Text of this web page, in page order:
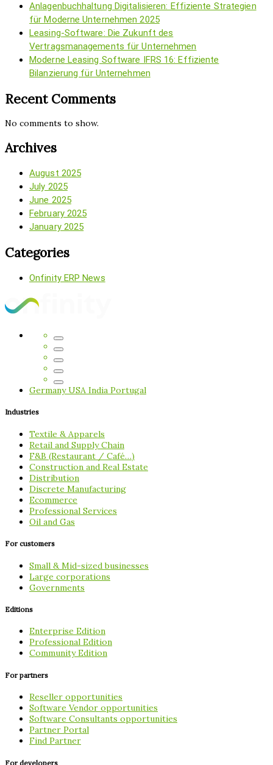
Anlagenbuchhaltung Digitalisieren: Effiziente Strategien
für Moderne Unternehmen 2025
Leasing-Software: Die Zukunft des
Vertragsmanagements für Unternehmen
Moderne Leasing Software IFRS 16: Effiziente
Bilanzierung für Unternehmen
Recent Comments
No comments to show.
Archives
August 2025
July 2025
June 2025
February 2025
January 2025
Categories
Onfinity ERP News
GermanyUSA India Portugal
Industries
Textile & Apparels
Retail and Supply Chain
F&B (Restaurant / Café…)
Construction and Real Estate
Distribution
Discrete Manufacturing
Ecommerce
Professional Services
Oil and Gas
For customers
Small & Mid-sized businesses
Large corporations
Governments
Editions
Enterprise Edition
Professional Edition
Community Edition
For partners
Reseller opportunities
Software Vendor opportunities
Software Consultants opportunities
Partner Portal
Find Partner
For developers